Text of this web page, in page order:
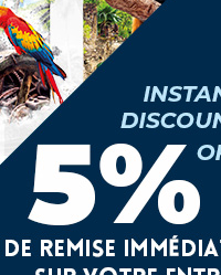
à l’occasion de ce
& Valentin, les
salle de théâtre
d’humour
les artistes et le
DÉTAILS